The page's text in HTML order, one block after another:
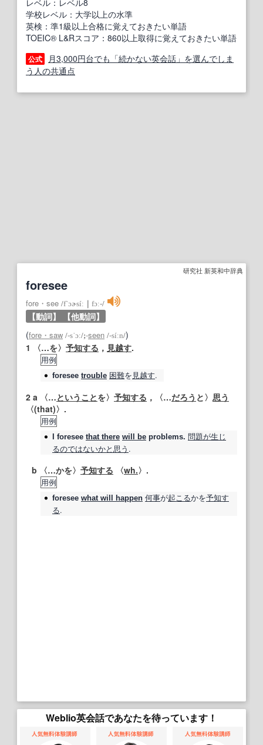
レベル：レベル8
学校レベル：大学以上の水準
英検：準1級以上合格に覚えておきたい単語
TOEIC® L&Rスコア：860以上取得に覚えておきたい単語
公式
月3,000円台でも「続かない英会話」を選んでしま
う人の共通点
研究社 新英和中辞典
foresee
fore・see /f`ɔɚsíː fɔː‐/
【動詞】
【他動詞】
(fore・saw /‐sˈɔː/;‐seen /‐síːn/)
1 〈…を〉 予知する ， 見越す.
用例
foresee trouble 困難を見越す.
2 a 〈…ということを〉 予知する ，〈…だろう と〉 思う
〈(that)〉.
用例
foresee that there will be problems. 問題が生じ
るのではないかと思う .
b 〈…かを〉 予知する 〈wh.〉.
用例
foresee what will happen 何事が起こるかを予知す
る.
Weblio英会話であなたを待っています！